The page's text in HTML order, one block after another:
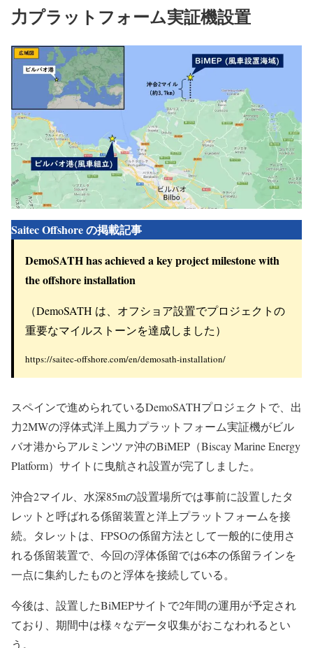
力プラットフォーム実証機設置
Saitec Offshore の掲載記事
DemoSATH has achieved a key project milestone with
the offshore installation
（DemoSATH は、オフショア設置でプロジェクトの
重要なマイルストーンを達成しました）
https://saitec-offshore.com/en/demosath-installation/
スペインで進められているDemoSATHプロジェクトで、出
力2MWの浮体式洋上風力プラットフォーム実証機がビル
バオ港からアルミンツァ沖のBiMEP（Biscay Marine Energy
Platform）サイトに曳航され設置が完了しました。
沖合2マイル、水深85mの設置場所では事前に設置したタ
レットと呼ばれる係留装置と洋上プラットフォームを接
続。タレットは、FPSOの係留方法として一般的に使用さ
れる係留装置で、今回の浮体係留では6本の係留ラインを
一点に集約したものと浮体を接続している。
今後は、設置したBiMEPサイトで2年間の運用が予定され
ており、期間中は様々なデータ収集がおこなわれるとい
う。